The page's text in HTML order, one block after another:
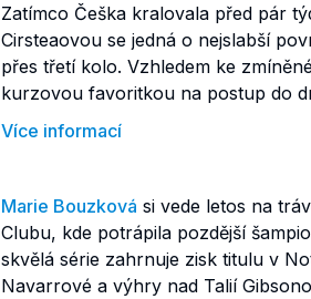
Zatímco Češka kralovala před pár
Cirsteaovou se jedná o nejslabší
přes třetí kolo. Vzhledem ke
kurzovou favoritkou na postup do
Více informací
Marie Bouzková si vede letos na
Clubu, kde potrápila pozdější
skvělá série zahrnuje zisk titulu v
Navarrové a výhry nad Talií